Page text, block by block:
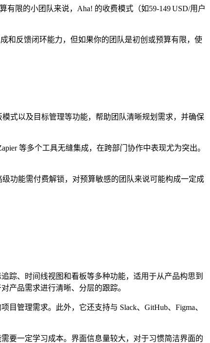
限的小团队来说，Aha! 的收费模式（如59‑149 USD/用户
和反馈闭环能力，但如果你的团队是初创或预算有限，使
式以及目标管理等功能，帮助团队清晰规划需求，并确保
等多个工具无缝集成，在跨部门协作中表现尤为突出。
功能需付费解锁，对预算敏感的团队来说可能构成一定成
踪、时间线视图和看板等多种功能，适用于从产品构思到
产品需求进行清晰、分层的跟踪。
管理需求。此外，它还支持与 Slack、GitHub、Figma、
要一定学习成本。界面信息量较大，对于习惯简洁界面的